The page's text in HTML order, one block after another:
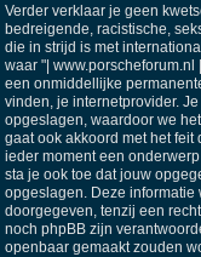
Verder verklaar je geen
bedreigende, racistische,
die in strijd is met
waar "| www.porscheforum.nl
een onmiddellijke
vinden, je internetprovider.
opgeslagen, waardoor we
gaat ook akkoord met het feit
ieder moment een
sta je ook toe dat jouw
opgeslagen. Deze informatie
doorgegeven, tenzij een
noch phpBB zijn
openbaar gemaakt zouden